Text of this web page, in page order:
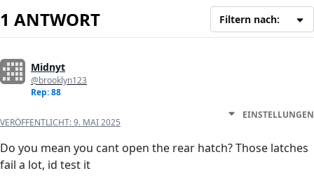
1 ANTWORT Filtern nach:
Midnyt
@brooklyn123
Rep: 88
VERÖFFENTLICHT:9. MAI 2025
EINSTELLUNGEN
Do you mean you cant open the rear hatch? Those latches
fail a lot, id test it